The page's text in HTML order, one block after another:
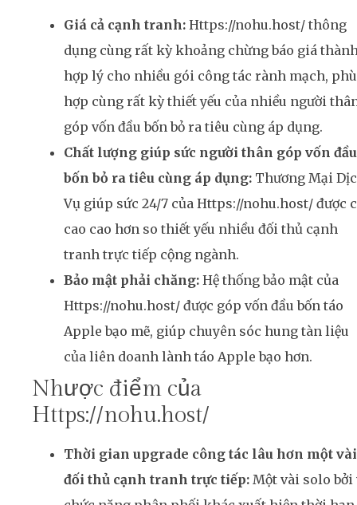
Giá cả cạnh tranh: Https://nohu.host/ thông
dụng cùng rất kỳ khoảng chừng báo giá
hợp lý cho nhiều gói công tác rành mạch, phù
hợp cùng rất kỳ thiết yếu của nhiều người
góp vốn đầu bốn bỏ ra tiêu cùng áp dụng.
Chất lượng giúp sức người thân góp vốn đầu
bốn bỏ ra tiêu cùng áp dụng: Thương Mại
Vụ giúp sức 24/7 của Https://nohu.host/ được
cao cao hơn so thiết yếu nhiều đối thủ cạnh
tranh trực tiếp cộng ngành.
Bảo mật phải chăng: Hệ thống bảo mật của
Https://nohu.host/ được góp vốn đầu bốn táo
Apple bạo mẽ, giúp chuyên sóc hung tàn liệu
của liên doanh lành táo Apple bạo hơn.
Nhược điểm của
Https://nohu.host/
Thời gian upgrade công tác lâu hơn một vài
đối thủ cạnh tranh trực tiếp: Một vài solo bởi